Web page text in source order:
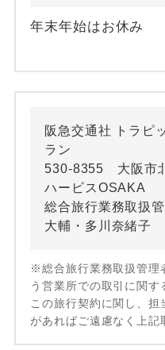
年末年始はお休み
阪急交通社 トラピ
ラン
530-8355 大阪市
ハービスOSAKA
総合旅行業務取扱
大輔・多川奈緒子
※総合旅行業務取扱管理
う営業所での取引に関す
この旅行契約に関し、
があればご遠慮なく上記